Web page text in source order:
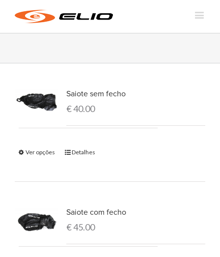
Saiote sem fecho
€40.00
Ver opções Detalhes
Saiote com fecho
€45.00